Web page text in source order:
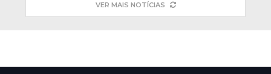
VER MAIS NOTÍCIAS